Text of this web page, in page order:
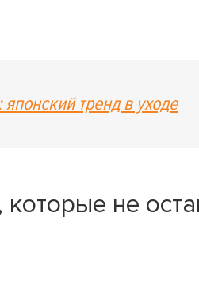
тренд в уходе
не